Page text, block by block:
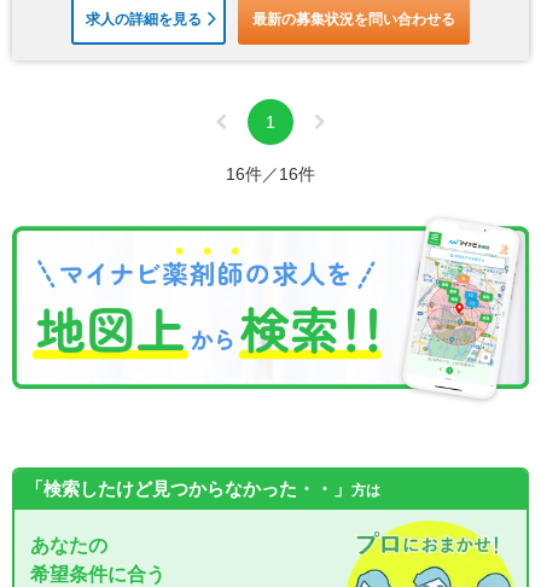
求人の詳細を見る 最新の募集状況を問い合わせる
1
16件／16件
「検索したけど見つからなかった・・」 方は
あなたの
希望条件に合う